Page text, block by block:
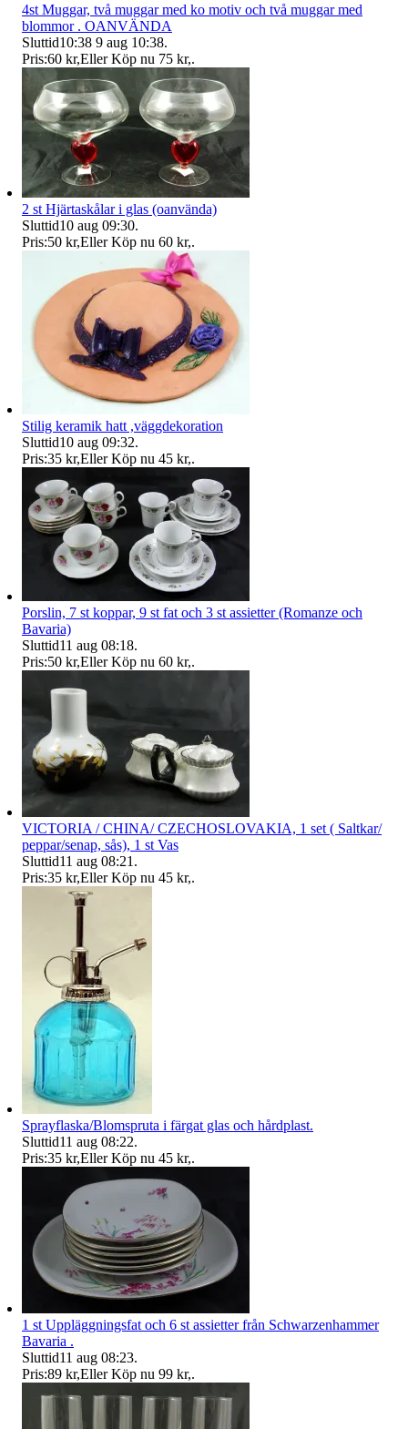
4st Muggar, två muggar med ko motiv och två muggar med
blommor . OANVÄNDA
Sluttid10:38 9 aug 10:38.
Pris:60 kr,Eller Köp nu 75 kr,.
2 st Hjärtaskålar i glas (oanvända)
Sluttid10 aug 09:30.
Pris:50 kr,Eller Köp nu 60 kr,.
Stilig keramik hatt ,väggdekoration
Sluttid10 aug 09:32.
Pris:35 kr,Eller Köp nu 45 kr,.
Porslin, 7 st koppar, 9 st fat och 3 st assietter (Romanze och
Bavaria)
Sluttid11 aug 08:18.
Pris:50 kr,Eller Köp nu 60 kr,.
VICTORIA / CHINA/ CZECHOSLOVAKIA, 1 set ( Saltkar/
peppar/senap, sås), 1 st Vas
Sluttid11 aug 08:21 .
Pris:35 kr,Eller Köp nu 45 kr,.
Sprayflaska/Blomspruta i färgat glas och hårdplast.
Sluttid11 aug 08:22.
Pris:35 kr,Eller Köp nu 45 kr,.
1 st Uppläggningsfat och 6 st assietter från Schwarzenhammer
Bavaria .
Sluttid11 aug 08:23.
Pris:89 kr,Eller Köp nu 99 kr,.